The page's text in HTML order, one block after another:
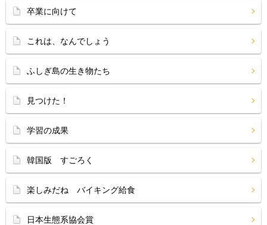
卒業に向けて
これは、なんでしょう
ふしぎ島の生き物たち
見つけた！
学習の成果
韓国版 すごろく
楽しみだね バイキング給食
日本生態系協会賞